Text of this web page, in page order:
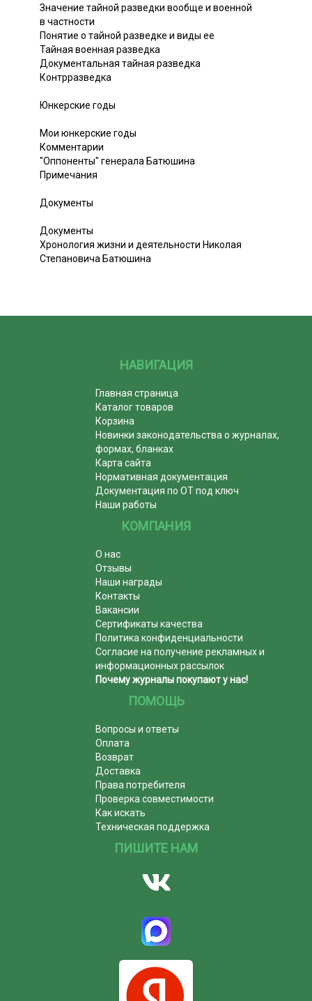
Значение тайной разведки вообще и военной
в частности
Понятие о тайной разведке и виды ее
Тайная военная разведка
Документальная тайная разведка
Контрразведка
Юнкерские годы
Мои юнкерские годы
Комментарии
"Оппоненты" генерала Батюшина
Примечания
Документы
Документы
Хронология жизни и деятельности Николая
Степановича Батюшина
НАВИГАЦИЯ
Главная страница
Каталог товаров
Корзина
Новинки законодательства о журналах,
формах, бланках
Карта сайта
Нормативная документация
Документация по ОТ под ключ
Наши работы
КОМПАНИЯ
О нас
Отзывы
Наши награды
Контакты
Вакансии
Сертификаты качества
Политика конфиденциальности
Согласие на получение рекламных и
информационных рассылок
Почему журналы покупают у нас!
ПОМОЩЬ
Вопросы и ответы
Оплата
Возврат
Доставка
Права потребителя
Проверка совместимости
Как искать
Техническая поддержка
ПИШИТЕ НАМ